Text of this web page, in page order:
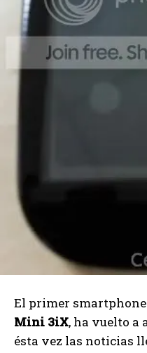
El primer
Mini 3iX, ha vuelto a
ésta vez las noticias